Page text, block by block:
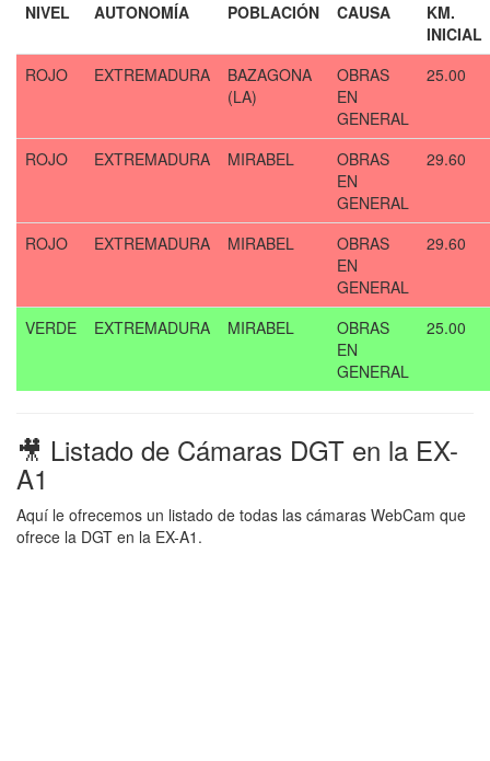
NIVEL AUTONOMÍA POBLACIÓN CAUSA
KM.
INICIAL
ROJO
EXTREMADURA
BAZAGONA
(LA)
OBRAS
EN
GENERAL
25.00
ROJO EXTREMADURA MIRABEL
OBRAS
EN
GENERAL
29.60
ROJO EXTREMADURA MIRABEL
OBRAS
EN
GENERAL
29.60
VERDE EXTREMADURA MIRABEL
OBRAS
EN
GENERAL
25.00
🎥 Listado de Cámaras DGT en la EX-
A1
Aquí le ofrecemos un listado de todas las cámaras WebCam que
ofrece la DGT en la EX-A1.